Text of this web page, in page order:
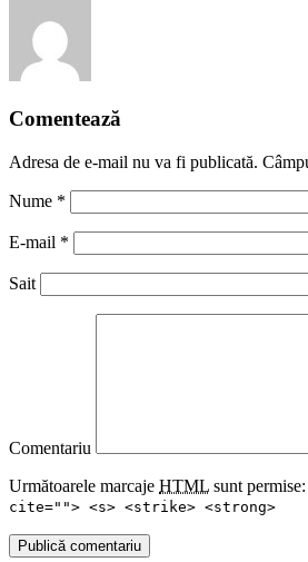
Comentează
Adresa de e-mail nu va fi publicată.
Nume *
E-mail *
Sait
Comentariu
Următoarele marcaje HTML sunt permise:
cite=""> <s> <strike> <strong>
Publică comentariu